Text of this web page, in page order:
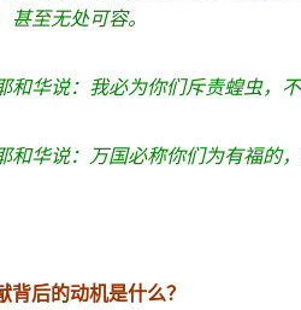
甚至无处可容。
和华说：我必为你们斥责蝗虫，
和华说：万国必称你们为有福的
背后的动机是什么？